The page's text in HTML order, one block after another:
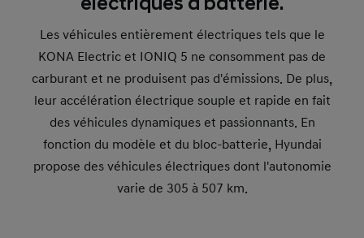
Les véhicules entièrement électriques tels que le
KONA Electric et IONIQ 5 ne consomment pas de
carburant et ne produisent pas d'émissions. De plus,
leur accélération électrique souple et rapide en fait
des véhicules dynamiques et passionnants. En
fonction du modèle et du bloc-batterie, Hyundai
propose des véhicules électriques dont l'autonomie
varie de 305 à 507 km.